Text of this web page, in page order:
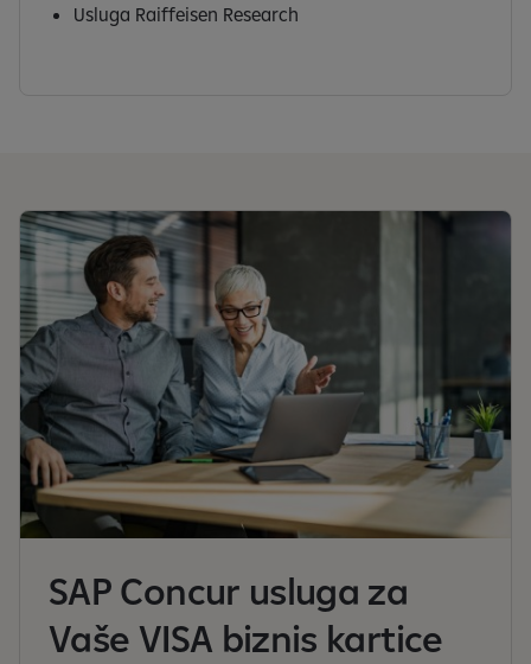
Usluga Raiffeisen Research
SAP Concur usluga za
Vaše VISA biznis kartice